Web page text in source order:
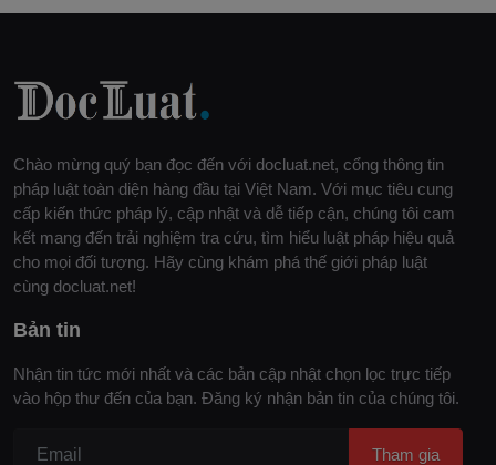
Chào mừng quý bạn đọc đến với docluat.net, cổng thông tin
pháp luật toàn diện hàng đầu tại Việt Nam. Với mục tiêu cung
cấp kiến thức pháp lý, cập nhật và dễ tiếp cận, chúng tôi cam
kết mang đến trải nghiệm tra cứu, tìm hiểu luật pháp hiệu quả
cho mọi đối tượng. Hãy cùng khám phá thế giới pháp luật
cùng docluat.net!
Bản tin
Nhận tin tức mới nhất và các bản cập nhật chọn lọc trực tiếp
vào hộp thư đến của bạn. Đăng ký nhận bản tin của chúng tôi.
Tham gia